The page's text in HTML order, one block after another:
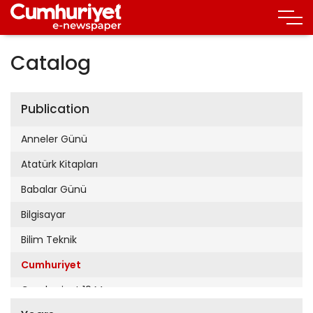
Catalog
Publication
Anneler Günü
Atatürk Kitapları
Babalar Günü
Bilgisayar
Bilim Teknik
Cumhuriyet
Cumhuriyet 19 Mayıs